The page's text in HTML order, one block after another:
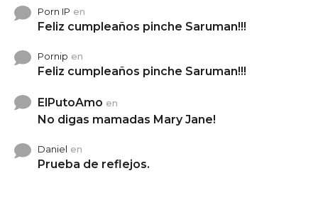
Porn IP en
Feliz cumpleaños pinche Saruman!!!
Pornip en
Feliz cumpleaños pinche Saruman!!!
ElPutoAmo en
No digas mamadas Mary Jane!
Daniel en
Prueba de reflejos.